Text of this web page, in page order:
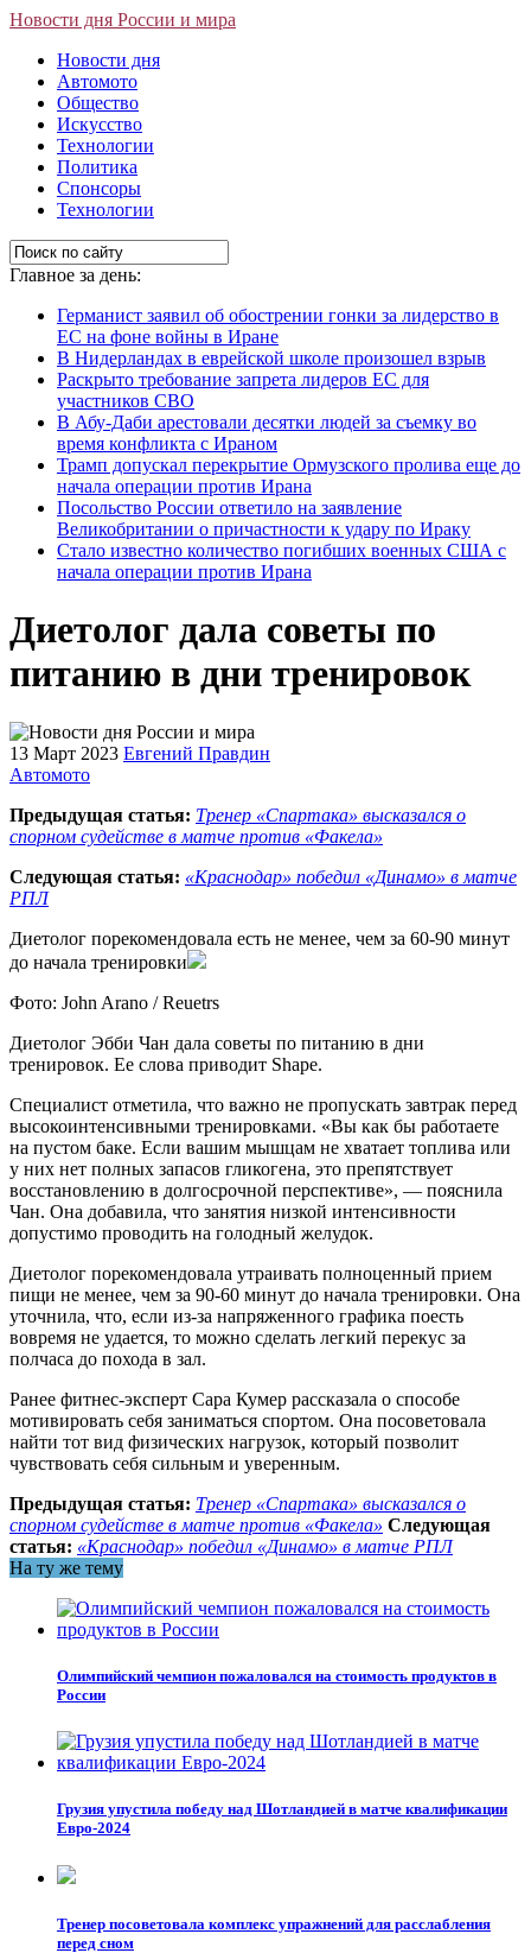
Новости дня России и мира
Новости дня
Автомото
Общество
Искусство
Технологии
Политика
Спонсоры
Технологии
Главное за день:
Германист заявил об обострении гонки за лидерство в
ЕС на фоне войны в Иране
В Нидерландах в еврейской школе произошел взрыв
Раскрыто требование запрета лидеров ЕС для
участников СВО
В Абу-Даби арестовали десятки людей за съемку во
время конфликта с Ираном
Трамп допускал перекрытие Ормузского пролива еще до
начала операции против Ирана
Посольство России ответило на заявление
Великобритании о причастности к удару по Ираку
Стало известно количество погибших военных США с
начала операции против Ирана
Диетолог дала советы по
питанию в дни тренировок
13 Март 2023 Евгений Правдин
Автомото
Предыдущая статья: Тренер «Спартака» высказался о
спорном судействе в матче против «Факела»
Следующая статья: «Краснодар» победил «Динамо» в матче
РПЛ
Диетолог порекомендовала есть не менее, чем за 60-90 минут
до начала тренировки
Фото: John Arano / Reuetrs
Диетолог Эбби Чан дала советы по питанию в дни
тренировок. Ее слова приводит Shape.
Специалист отметила, что важно не пропускать завтрак перед
высокоинтенсивными тренировками. «Вы как бы работаете
на пустом баке. Если вашим мышцам не хватает топлива или
у них нет полных запасов гликогена, это препятствует
восстановлению в долгосрочной перспективе», — пояснила
Чан. Она добавила, что занятия низкой интенсивности
допустимо проводить на голодный желудок.
Диетолог порекомендовала утраивать полноценный прием
пищи не менее, чем за 90-60 минут до начала тренировки. Она
уточнила, что, если из-за напряженного графика поесть
вовремя не удается, то можно сделать легкий перекус за
полчаса до похода в зал.
Ранее фитнес-эксперт Сара Кумер рассказала о способе
мотивировать себя заниматься спортом. Она посоветовала
найти тот вид физических нагрузок, который позволит
чувствовать себя сильным и уверенным.
Предыдущая статья: Тренер «Спартака» высказался о
спорном судействе в матче против «Факела» Следующая
статья: «Краснодар» победил «Динамо» в матче РПЛ
На ту же тему
Олимпийский чемпион пожаловался на стоимость продуктов в
России
Грузия упустила победу над Шотландией в матче квалификации
Евро-2024
Тренер посоветовала комплекс упражнений для расслабления
перед сном